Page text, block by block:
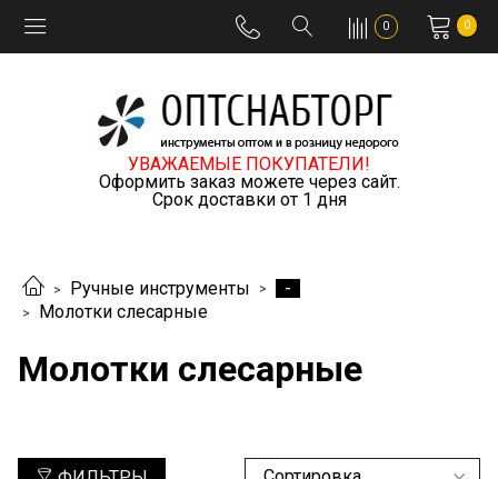
0 0
УВАЖАЕМЫЕ ПОКУПАТЕЛИ!
Оформить заказ можете через сайт.
Срок доставки от 1 дня
Ручные инструменты
-
Молотки слесарные
Молотки слесарные